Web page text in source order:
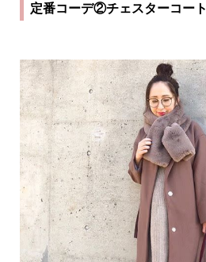
定番コーデ②チェスターコート